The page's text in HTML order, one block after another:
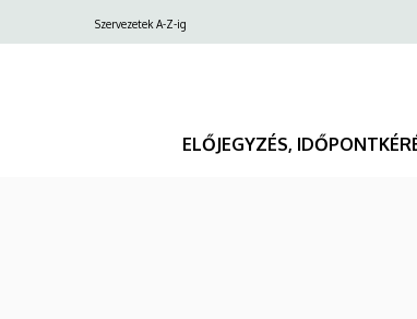
Szervezetek A-Z-ig
ELŐJEGYZÉS,